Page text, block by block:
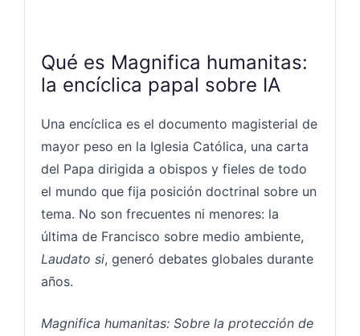
Qué es Magnifica humanitas:
la encíclica papal sobre IA
Una encíclica es el documento magisterial de
mayor peso en la Iglesia Católica, una carta
del Papa dirigida a obispos y fieles de todo
el mundo que fija posición doctrinal sobre un
tema. No son frecuentes ni menores: la
última de Francisco sobre medio ambiente,
Laudato si, generó debates globales durante
años.
Magnifica humanitas: Sobre la protección de